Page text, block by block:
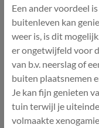
Een ander voordeel
buitenleven kan
weer is, is dit
er ongetwijfeld voor
van b.v. neerslag of
buiten plaatsnemen
Je kan fijn genieten
tuin terwijl je
volmaakte